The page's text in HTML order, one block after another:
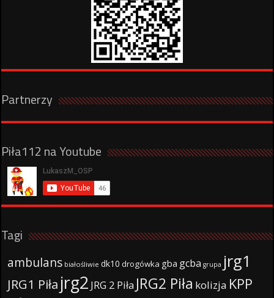
Partnerzy
Piła112 na Youtube
Tagi
ambulans białośliwie dk10 drogówka gba gcba grupa jrg1
JRG1 Piła jrg2 JRG 2 Piła JRG2 Piła kolizja KPP